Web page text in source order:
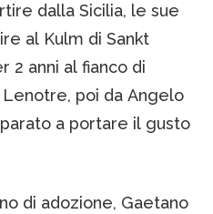
dalla Sicilia, le sue
al Kulm di Sankt
2 anni al fianco di
poi da Angelo
a portare il gusto
di adozione, Gaetano